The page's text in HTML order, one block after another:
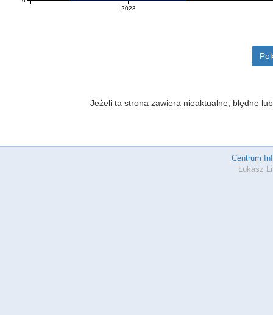
2023
Jeżeli ta strona zawiera nieaktualne, błędne
Centrum
Łukasz